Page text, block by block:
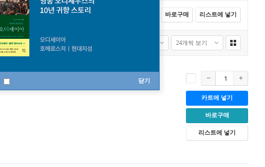
닫기
전체선택 바로구매 리스트에 넣기
카트에 넣기
바로구매
리스트에 넣기